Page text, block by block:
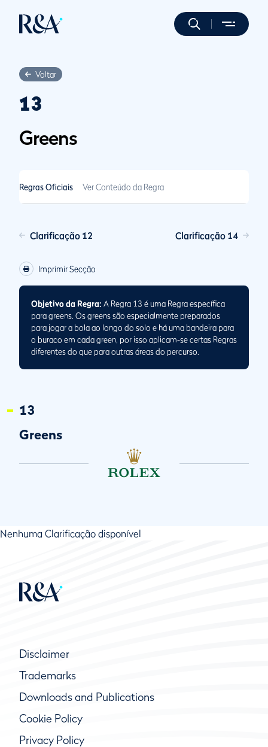
Voltar
13
Greens
Regras Oficiais Ver Conteúdo da Regra
Clarificação 12 Clarificação 14
Imprimir Secção
Objetivo da Regra: A Regra 13 é uma Regra específica
para greens. Os greens são especialmente preparados
para jogar a bola ao longo do solo e há uma bandeira para
o buraco em cada green, por isso aplicam-se certas Regras
diferentes do que para outras áreas do percurso.
13
Greens
Nenhuma Clarificação disponível
Disclaimer
Trademarks
Downloads and Publications
Cookie Policy
Privacy Policy